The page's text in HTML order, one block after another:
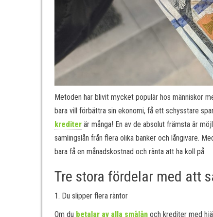
Metoden har blivit mycket populär hos människor
bara vill förbättra sin ekonomi, få ett schysstare
krediter är många! En av de absolut främsta är
samlingslån från flera olika banker och långivare.
bara få en månadskostnad och ränta att ha koll på.
Tre stora fördelar med att
1. Du slipper flera räntor
Om du betalar av alla smålån och krediter med